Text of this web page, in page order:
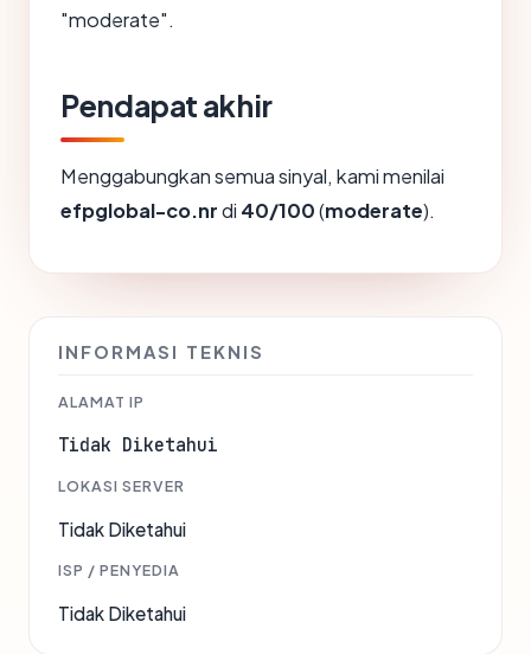
"moderate".
Pendapat akhir
Menggabungkan semua sinyal, kami menilai
efpglobal-co.nrdi 40/100(moderate).
INFORMASI TEKNIS
ALAMAT IP
Tidak Diketahui
LOKASI SERVER
Tidak Diketahui
ISP / PENYEDIA
Tidak Diketahui